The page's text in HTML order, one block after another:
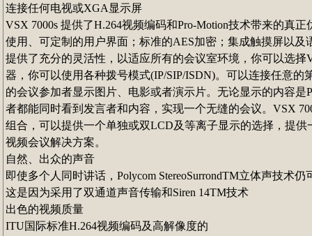
连接任何电视或XGA显示屏
VSX 7000s 提供了H.264视频编码和Pro-Motion技术带来的真
使用、可定制的用户界面；标准的AES加密；集成触摸屏以及
提供了充分的灵活性，以适应所有的会议室环境，你可以选
器，你可以使用各种拨号模式(IP/SIP/ISDN)。可以连接任意的
的会议参加者显示图片、电影或者演示片。无论显示的内容
者都能同时看到发言者和内容，实现一个无缝的会议。VSX
组合，可以提供一个单独或双LCD及等离子显示的选择，提
视频会议解决方案。
自然、出众的声音
即使多个人同时讲话，Polycom StereoSurrondTM立体声技术
这是因为采用了双通道声音传输和Siren 14TM技术
出色的视频质量
ITU国际标准H.264视频编码及高解像度的